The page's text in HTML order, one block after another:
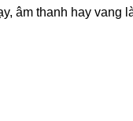
âm thanh hay vang